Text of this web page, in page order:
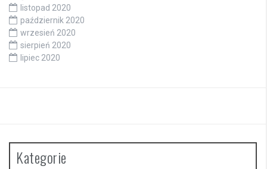
listopad 2020
październik 2020
wrzesień 2020
sierpień 2020
lipiec 2020
Kategorie